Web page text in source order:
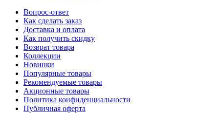
Вопрос-ответ
Как сделать заказ
Доставка и оплата
Как получить скидку
Возврат товара
Коллекции
Новинки
Популярные товары
Рекомендуемые товары
Акционные товары
Политика конфиденциальности
Публичная оферта